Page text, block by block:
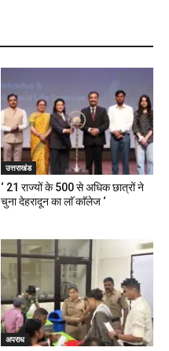
उत्तराखंड
‘ 21 राज्यों के 500 से अधिक छात्रों ने
चुना देहरादून का लाॅ काॅलेज ‘
अपराध